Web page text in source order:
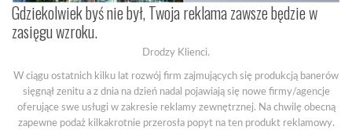
Gdziekolwiek byś nie był, Twoja reklama zawsze będzie w
zasięgu wzroku.
Drodzy Klienci.
W ciągu ostatnich kilku lat rozwój firm zajmujących się produkcją banerów
sięgnął zenitu a z dnia na dzień nadal pojawiają się nowe firmy/agencje
oferujące swe usługi w zakresie reklamy zewnętrznej. Na chwilę obecną
zapewne podaż kilkakrotnie przerosła popyt na ten produkt reklamowy.